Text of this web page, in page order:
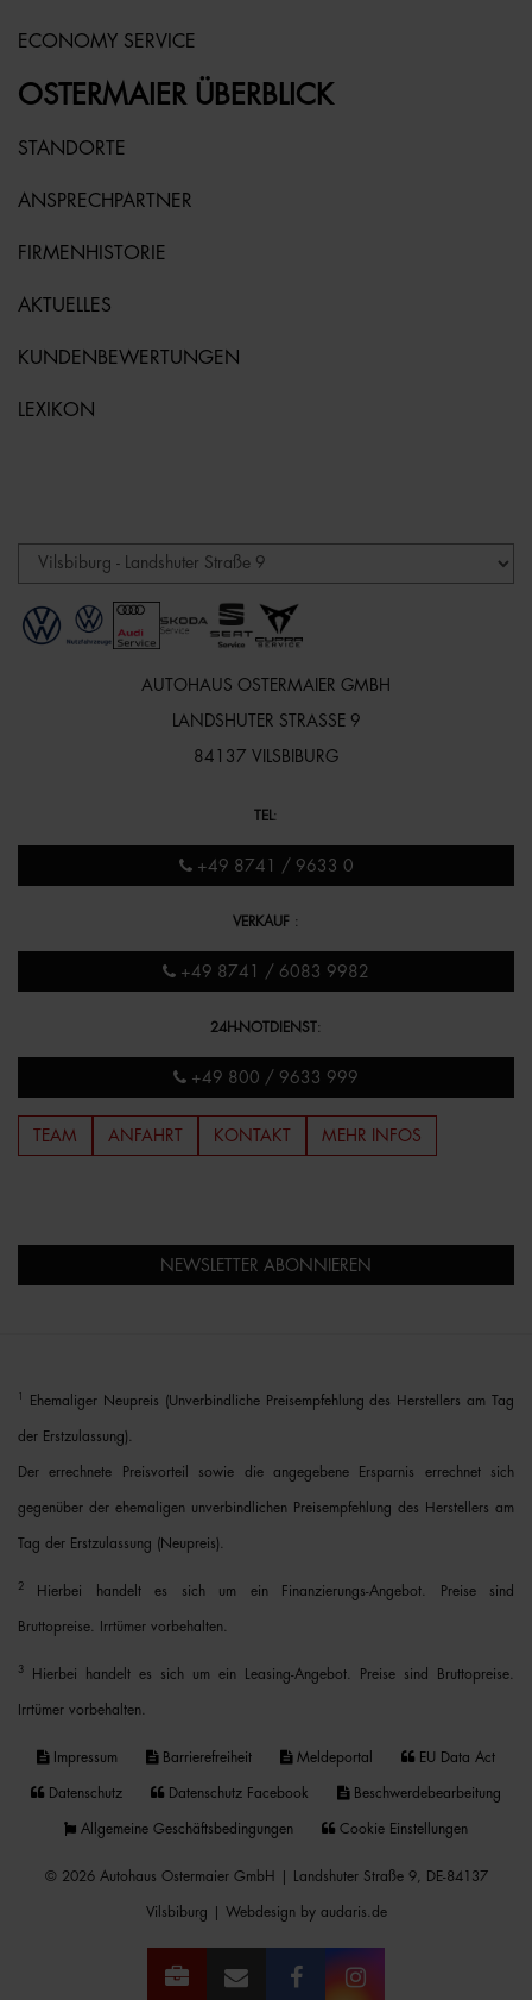
ECONOMY SERVICE
OSTERMAIER ÜBERBLICK
STANDORTE
ANSPRECHPARTNER
FIRMENHISTORIE
AKTUELLES
KUNDENBEWERTUNGEN
LEXIKON
AUTOHAUS OSTERMAIER GMBH
LANDSHUTER STRASSE 9
84137 VILSBIBURG
TEL :
+49 8741 / 9633 0
VERKAUF :
+49 8741 / 6083 9982
24H-NOTDIENST:
+49 800 / 9633 999
TEAM ANFAHRT KONTAKT MEHR INFOS
NEWSLETTER ABONNIEREN
Ehemaliger Neupreis (Unverbindliche Preisempfehlung des Herstellers am Tag
der Erstzulassung).
Der errechnete Preisvorteil sowie die angegebene Ersparnis errechnet sich
gegenüber der ehemaligen unverbindlichen Preisempfehlung des Herstellers am
Tag der Erstzulassung (Neupreis).
2 Hierbei handelt es sich um ein Finanzierungs-Angebot. Preise sind
Bruttopreise. Irrtümer vorbehalten.
3 Hierbei handelt es sich um ein Leasing-Angebot. Preise sind Bruttopreise.
Irrtümer vorbehalten.
Impressum Barrierefreiheit Meldeportal EU Data Act
Datenschutz Datenschutz Facebook Beschwerdebearbeitung
Allgemeine Geschäftsbedingungen Cookie Einstellungen
© 2026 Autohaus Ostermaier GmbH | Landshuter Straße 9, DE-84137
Vilsbiburg | Webdesign by audaris.de